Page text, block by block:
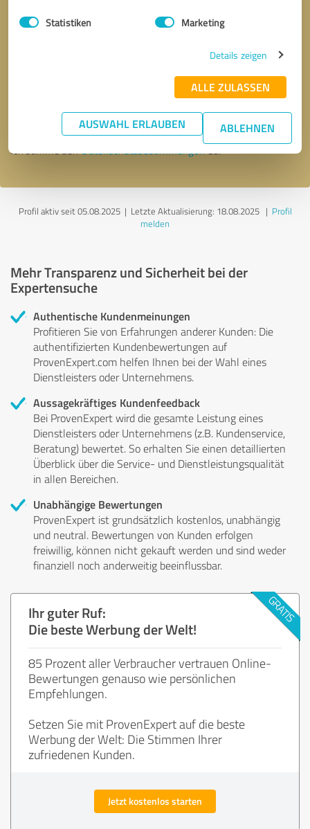
Statistiken Marketing
Details zeigen
ALLE ZULASSEN
AUSWAHL ERLAUBEN ABLEHNEN
* Erforderliche Angaben
Nachricht senden
Ich stimme denDatenschutzbestimmungenzu.
Profil aktiv seit 05.08.2025 | Letzte Aktualisierung: 18.08.2025| Profil
melden
Mehr Transparenz und Sicherheit bei der
Expertensuche
Authentische Kundenmeinungen
Profitieren Sie von Erfahrungen anderer Kunden: Die
authentifizierten Kundenbewertungen auf
ProvenExpert.com helfen Ihnen bei der Wahl eines
Dienstleisters oder Unternehmens.
Aussagekräftiges Kundenfeedback
Bei ProvenExpert wird die gesamte Leistung eines
Dienstleisters oder Unternehmens (z.B. Kundenservice,
Beratung) bewertet. So erhalten Sie einen detaillierten
Überblick über die Service- und Dienstleistungsqualität
in allen Bereichen.
Unabhängige Bewertungen
ProvenExpert ist grundsätzlich kostenlos, unabhängig
und neutral. Bewertungen von Kunden erfolgen
freiwillig, können nicht gekauft werden und sind weder
finanziell noch anderweitig beeinflussbar.
Ihr guter Ruf:
Die beste Werbung der Welt!
85 Prozent aller Verbraucher vertrauen Online-
Bewertungen genauso wie persönlichen
Empfehlungen.
Setzen Sie mit ProvenExpert auf die beste
Werbung der Welt: Die Stimmen Ihrer
zufriedenen Kunden.
Jetzt kostenlos starten